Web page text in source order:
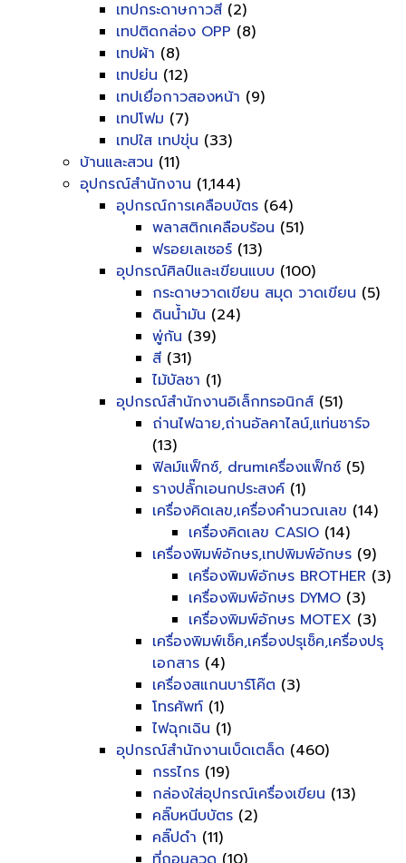
เทปกระดาษกาวสี (2)
เทปติดกล่อง OPP (8)
เทปผ้า (8)
เทปย่น (12)
เทปเยื่อกาวสองหน้า (9)
เทปโฟม (7)
เทปใส เทปขุ่น (33)
บ้านและสวน (11)
อุปกรณ์สำนักงาน (1,144)
อุปกรณ์การเคลือบบัตร (64)
พลาสติกเคลือบร้อน (51)
ฟรอยเลเซอร์ (13)
อุปกรณ์ศิลป์และเขียนแบบ (100)
กระดาษวาดเขียน สมุด วาดเขียน (5)
ดินน้ำมัน (24)
พู่กัน (39)
สี (31)
ไม้บัลชา (1)
อุปกรณ์สำนักงานอิเล็กทรอนิกส์ (51)
ถ่านไฟฉาย,ถ่านอัลคาไลน์,แท่นชาร์จ
(13)
ฟิลม์แฟ็กซ์, drumเครื่องแฟ็กซ์ (5)
รางปลั๊กเอนกประสงค์ (1)
เครื่องคิดเลข,เครื่องคำนวณเลข (14)
เครื่องคิดเลข CASIO (14)
เครื่องพิมพ์อักษร,เทปพิมพ์อักษร (9)
เครื่องพิมพ์อักษร BROTHER (3)
เครื่องพิมพ์อักษร DYMO (3)
เครื่องพิมพ์อักษร MOTEX (3)
เครื่องพิมพ์เช็ค,เครื่องปรุเช็ค,เครื่องปรุ
เอกสาร (4)
เครื่องสแกนบาร์โค๊ต (3)
โทรศัพท์ (1)
ไฟฉุกเฉิน (1)
อุปกรณ์สำนักงานเบ็ดเตล็ด (460)
กรรไกร (19)
กล่องใส่อุปกรณ์เครื่องเขียน (13)
คลิ๊บหนีบบัตร (2)
คลิ๊ปดำ (11)